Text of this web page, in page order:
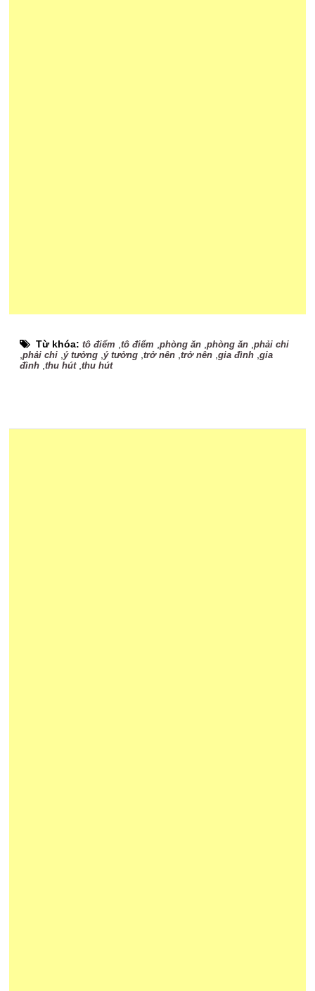
Từ khóa:tô điểm ,tô điểm ,phòng ăn ,phòng ăn ,phải chi
,phải chi ,ý tưởng ,ý tưởng ,trở nên ,trở nên ,gia đình ,gia
đình ,thu hút,thu hút